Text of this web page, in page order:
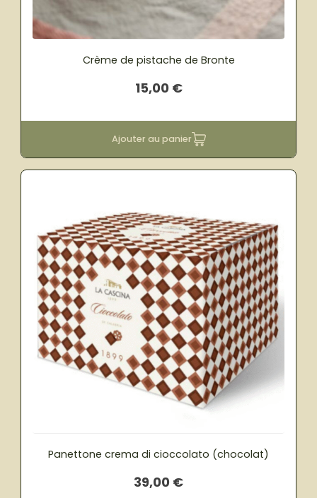
Crème de pistache de Bronte
15,00 €
Ajouter au panier
Panettone crema di cioccolato (chocolat)
39,00 €